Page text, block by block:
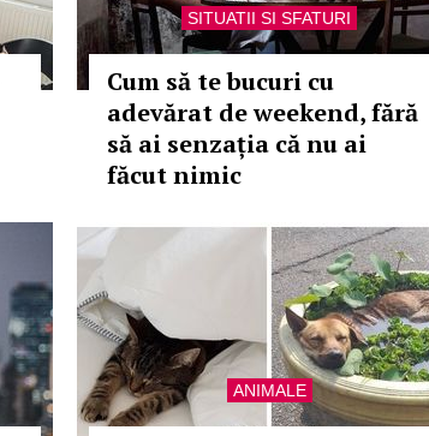
SITUATII SI SFATURI
Cum să te bucuri cu
adevărat de weekend, fără
să ai senzația că nu ai
făcut nimic
ANIMALE